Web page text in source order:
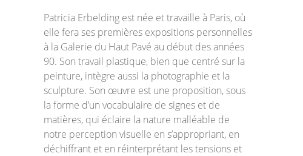
Patricia Erbelding est née et travaille à Paris, où
elle fera ses premières expositions personnelles
à la Galerie du Haut Pavé au début des années
90. Son travail plastique, bien que centré sur la
peinture, intègre aussi la photographie et la
sculpture. Son œuvre est une proposition, sous
la forme d’un vocabulaire de signes et de
matières, qui éclaire la nature malléable de
notre perception visuelle en s’appropriant, en
déchiffrant et en réinterprétant les tensions et